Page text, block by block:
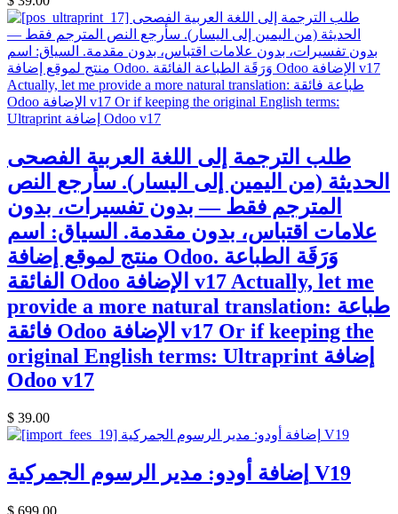
طلب الترجمة إلى اللغة العربية الفصحى
الحديثة (من اليمين إلى اليسار). سأرجع النص
المترجم فقط — بدون تفسيرات، بدون
علامات اقتباس، بدون مقدمة. السياق: اسم
منتج لموقع إضافة Odoo. وَرَقَة الطباعة
الفائقة Odoo الإضافة v17 Actually, let me
provide a more natural translation: طباعة
فائقة Odoo الإضافة v17 Or if keeping the
original English terms: Ultraprint إضافة
Odoo v17
$ 39.00
إضافة أودو: مدير الرسوم الجمركية V19
$ 699.00